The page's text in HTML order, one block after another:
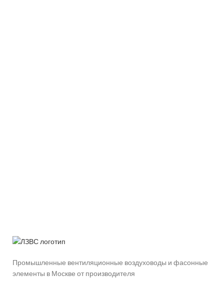
Промышленные вентиляционные воздуховоды и фасонные
элементы в Москве от производителя